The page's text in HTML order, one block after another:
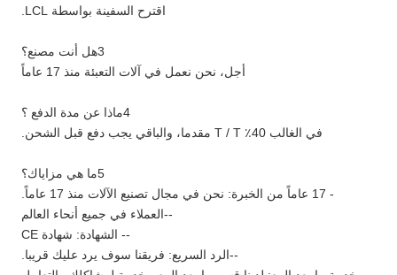
اقترح السفينة بواسطة LCL.
3هل أنت مصنع؟
أجل، نحن نعمل في آلات التعبئة منذ 17 عاماً
4ماذا عن مدة الدفع ؟
في الغالب 40٪ T / T مقدما، والباقي يجب دفع قبل الشحن.
5ما هي مزاياك؟
- 17 عاماً من الخبرة: نحن في مجال تصنيع الآلات منذ 17 عاماً.
--العملاء في جميع أنحاء العالم
-- الشهادة: شهادة CE
--الرد السريع: فريقنا سوف يرد عليك قريبا.